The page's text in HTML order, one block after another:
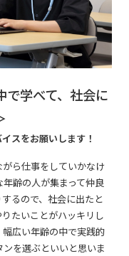
で学べて、社会に
スをお願いします！
ら仕事をしていかなけ
齢の人が集まって仲良
るので、社会に出たと
たいことがハッキリし
広い年齢の中で実践的
を選ぶといいと思いま